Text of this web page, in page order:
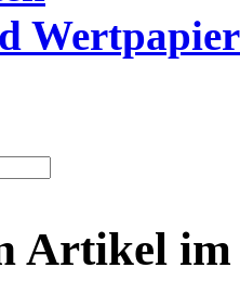
Artikel